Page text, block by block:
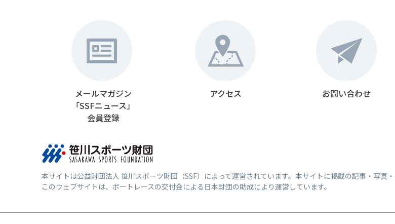
メールマガジン
「SSFニュース」
会員登録
アクセス お問い合わせ
本サイトは公益財団法人 笹川スポーツ財団（SSF）によって運営されています。本サイトに掲載の記事・写真
このウェブサイトは、ボートレースの交付金による日本財団の助成により運営しています。